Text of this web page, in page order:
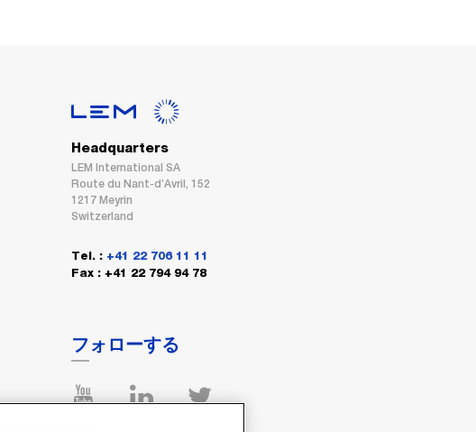
Headquarters
LEM International SA
Route du Nant-d’Avril, 152
1217 Meyrin
Switzerland
Tel. : +41 22 706 11 11
Fax : +41 22 794 94 78
フォローする